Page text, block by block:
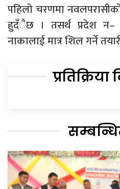
पहिलो चरणमा
हुदँैछ । तसर्थ प्रदेश न–
नाकालाई मात्र शिल गर्ने
प्रतिक्रिया